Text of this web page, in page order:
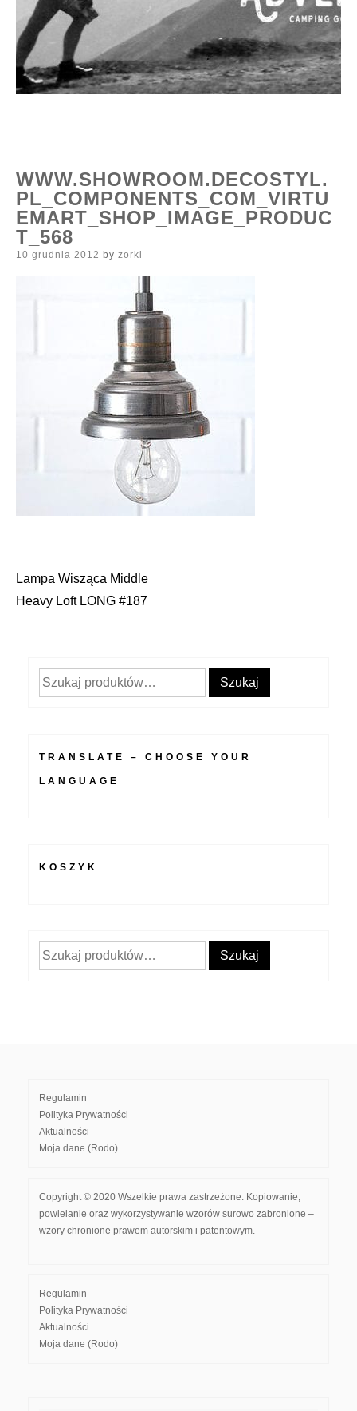
WWW.SHOWROOM.DECOSTYL.
PL_COMPONENTS_COM_VIRTU
EMART_SHOP_IMAGE_PRODUC
T_568
Posted
10 grudnia 2012 by zorki
Nawigacja
Lampa Wisząca Middle
Heavy Loft LONG #187
Szukaj: Szukaj
TRANSLATE – CHOOSE YOUR
LANGUAGE
KOSZYK
Szukaj: Szukaj
Regulamin
Polityka Prywatności
Aktualności
Moja dane (Rodo)
Copyright © 2020 Wszelkie prawa zastrzeżone. Kopiowanie,
powielanie oraz wykorzystywanie wzorów surowo zabronione –
wzory chronione prawem autorskim i patentowym.
Regulamin
Polityka Prywatności
Aktualności
Moja dane (Rodo)